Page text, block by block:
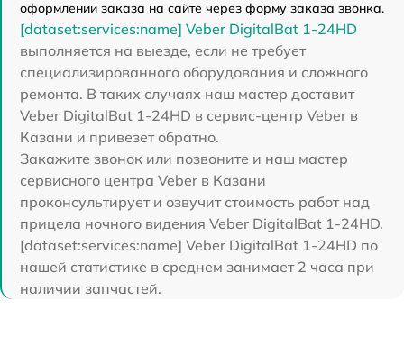
оформлении заказа на сайте через форму заказа звонка.
[dataset:services:name] Veber DigitalBat 1-24HD
выполняется на выезде, если не требует
специализированного оборудования и сложного
ремонта. В таких случаях наш мастер доставит
Veber DigitalBat 1-24HD в сервис-центр Veber в
Казани и привезет обратно.
Закажите звонок или позвоните и наш мастер
сервисного центра Veber в Казани
проконсультирует и озвучит стоимость работ над
прицела ночного видения Veber DigitalBat 1-24HD.
[dataset:services:name] Veber DigitalBat 1-24HD по
нашей статистике в среднем занимает 2 часа при
наличии запчастей.